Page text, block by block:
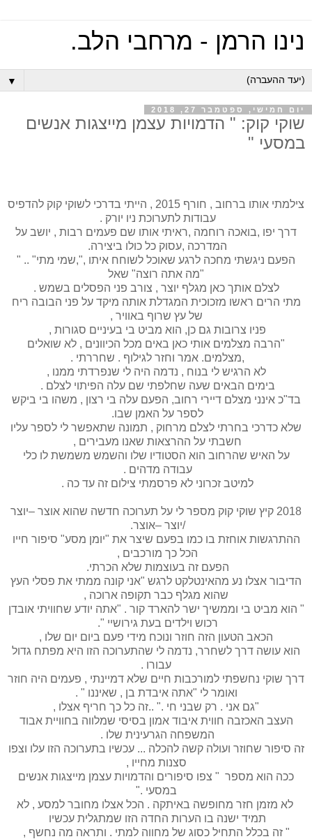
נינו הרמן - מרחבי הלב.
▼
יום חמישי, ספטמבר 27, 2018
שוקי קוק: " הדמויות עצמן מייצגות אנשים
במסעי "
צילמתי אותו ברחוב , חורף 2015 , הייתי בדרכי לשוקי קוק להדפיס
עבודות לתערוכת ניו יורק .
דרך יפו ,בואכה רוחמה ,ראיתי אותו שם פעמים רבות , יושב על
המדרכה ,עסוק כל כולו ביצירה.
הפעם ניגשתי מחכה לרגע שאוכל לשוחח איתו ,",שמי מתי" .. "
"מה אתה רוצה" שאל
לצלם אותך כאן מגלף יוצר , צורב פני הפסלים בשמש .
מתי הרים ראשו מזכוכית המגדלת אותה מיקד על פני הבובה ריח
של עץ שרוף באוויר ,
פניו צרובות גם כן, הוא מביט בי בעיניים סגורות ,
"הרבה מצלמים אותי כאן באים מכל הכיוונים , לא שואלים
,מצלמים. אמר וחזר לגילוף . שחררתי .
לא הרגיש לי בנוח , נדמה היה לי שנפרדתי ממנו ,
בימים הבאים שעה שחלפתי שם עלה הפיתוי לצלם .
בד"כ אינני מצלם דיירי רחוב, הפעם עלה בי רצון , משהו בי ביקש
לספר על האמן שבו.
שלא כדרכי בחרתי לצלם מרחוק , תמונה שתאפשר לי לספר עליו
חשבתי על ההרצאות שאנו מעבירים ,
על האיש שהרחוב הוא הסטודיו שלו והשמש משמשת לו כלי
עבודה מדהים .
למיטב זכרוני לא פרסמתי צילום זה עד כה .
2018 קיץ שוקי קוק מספר לי על תערוכה חדשה שהוא אוצר –יוצר
/יוצר –אוצר.
ההתרגשות אוחזת בו כמו בפעם שיצר את "יומן מסע" סיפור חייו
הכל כך מורכבים ,
הפעם זה בעוצמות שלא הכרתי.
הדיבור אצלו נע מהאינטלקט לרגש "אני קונה ממתי את פסלי העץ
שהוא מגלף כבר תקופה ארוכה ,
" הוא מביט בי וממשיך ישר להארד קור . "אתה יודע שחוויתי אובדן
רכוש וילדים בעת גירושיי ".
הכאב הטעון הזה חוזר ונוכח מידי פעם ביום יום שלו ,
הוא עושה דרך לשחרר, נדמה לי שהתערוכה הזו היא מפתח גדול
עבורו .
דרך שוקי נחשפתי למורכבות חיים שלא דמיינתי , פעמים היה חוזר
ואומר לי "אתה איבדת בן , שאיננו " .
"גם אני . רק שבני חי ." ..זה כל כך חריף אצלו ,
העצב האכזבה חווית איבוד אמון בסיסי שמלווה בחוויית אבוד
המשפחה הגרעינית שלו .
זה סיפור שחוזר ועולה קשה להכלה ... עכשיו בתערוכה הזו עלו וצפו
סצנות מחייו ,
ככה הוא מספר " צפו סיפורים והדמויות עצמן מייצגות אנשים
במסעי ."
לא מזמן חזר מחופשה באיתקה . הכל אצלו מחובר למסע , לא
תמיד ישנה בו הערות החדה הזו שמתגלית עכשיו
" זה בכלל התחיל כסוג של מחווה למתי . ותראה מה נחשף ,